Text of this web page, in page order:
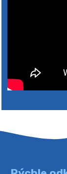
4. augusta
Zberný
bude zberný